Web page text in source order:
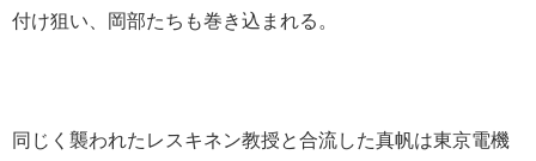
付け狙い、岡部たちも巻き込まれる。
同じく襲われたレスキネン教授と合流した真帆は東京電機